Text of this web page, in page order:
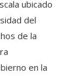
ubicado
del
de la
en la